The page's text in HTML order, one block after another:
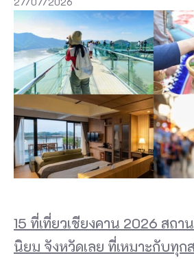
15 ที่เที่ยวเชียงคาน 2026 สถา
นิยม จังหวัดเลย ที่เหมาะกับทุก